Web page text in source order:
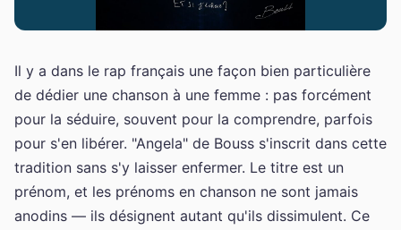
Il y a dans le rap français une façon bien particulière
de dédier une chanson à une femme : pas forcément
pour la séduire, souvent pour la comprendre, parfois
pour s'en libérer. "Angela" de Bouss s'inscrit dans cette
tradition sans s'y laisser enfermer. Le titre est un
prénom, et les prénoms en chanson ne sont jamais
anodins — ils désignent autant qu'ils dissimulent. Ce